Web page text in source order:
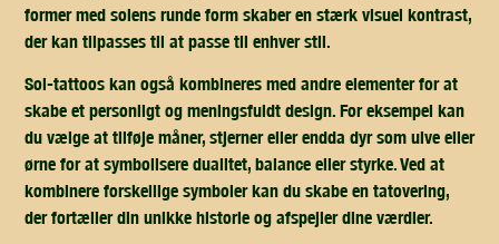
former med solens runde form skaber en stærk visuel kontrast,
der kan tilpasses til at passe til enhver stil.
Sol-tattoos kan også kombineres med andre elementer for at
skabe et personligt og meningsfuldt design. For eksempel kan
du vælge at tilføje måner, stjerner eller endda dyr som ulve eller
ørne for at symbolisere dualitet, balance eller styrke. Ved at
kombinere forskellige symboler kan du skabe en tatovering,
der fortæller din unikke historie og afspejler dine værdier.